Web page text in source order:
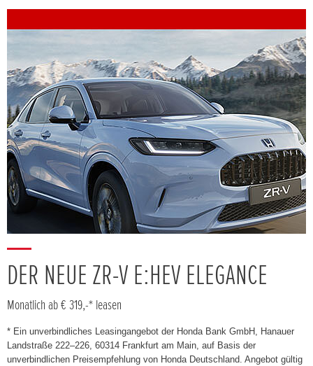
DER NEUE ZR-V E:HEV ELEGANCE
Monatlich ab € 319,-* leasen
* Ein unverbindliches Leasingangebot der Honda Bank GmbH, Hanauer
Landstraße 222–226, 60314 Frankfurt am Main, auf Basis der
unverbindlichen Preisempfehlung von Honda Deutschland. Angebot gültig